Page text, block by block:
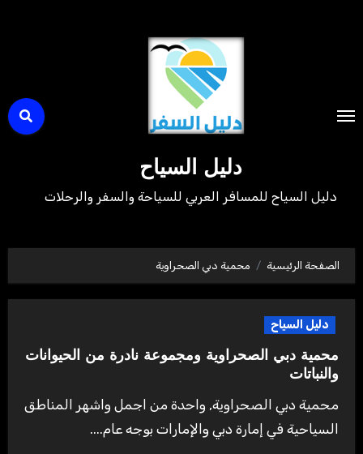
دليل السياح
دليل السياح للمسافر العربي للسياحة والسفر والرحلات
الصفحة الرئيسية محمية دبي الصحراوية
دليل السياح
محمية دبي الصحراوية ومجموعة نادرة من الحيوانات
والنباتات
محمية دبي الصحراوية, واحدة من اجمل واشهر المناطق
السياحية في إمارة دبي والإمارات بوجه عام....